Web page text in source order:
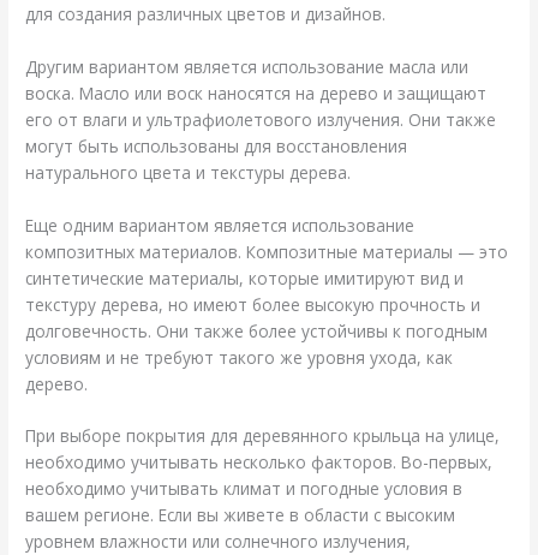
для создания различных цветов и дизайнов.
Другим вариантом является использование масла или
воска. Масло или воск наносятся на дерево и защищают
его от влаги и ультрафиолетового излучения. Они также
могут быть использованы для восстановления
натурального цвета и текстуры дерева.
Еще одним вариантом является использование
композитных материалов. Композитные материалы — это
синтетические материалы, которые имитируют вид и
текстуру дерева, но имеют более высокую прочность и
долговечность. Они также более устойчивы к погодным
условиям и не требуют такого же уровня ухода, как
дерево.
При выборе покрытия для деревянного крыльца на улице,
необходимо учитывать несколько факторов. Во-первых,
необходимо учитывать климат и погодные условия в
вашем регионе. Если вы живете в области с высоким
уровнем влажности или солнечного излучения,